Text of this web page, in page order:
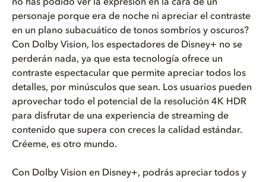
no has podido ver la expresión en la cara de un
personaje porque era de noche ni apreciar el contraste
en un plano subacuático de tonos sombríos y oscuros?
Con Dolby Vision, los espectadores de Disney+ no se
perderán nada, ya que esta tecnología ofrece un
contraste espectacular que permite apreciar todos los
detalles, por minúsculos que sean. Los usuarios pueden
aprovechar todo el potencial de la resolución 4K HDR
para disfrutar de una experiencia de streaming de
contenido que supera con creces la calidad estándar.
Créeme, es otro mundo.
Con Dolby Vision en Disney+, podrás apreciar todos y